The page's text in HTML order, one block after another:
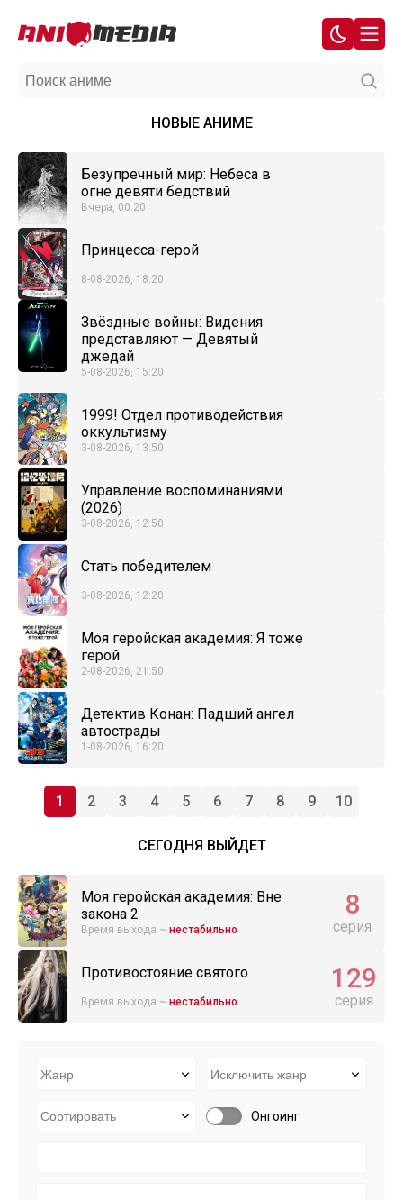
НОВЫЕ АНИМЕ
Безупречный мир: Небеса в
огне девяти бедствий
Вчера, 00:20
Принцесса-герой
8-08-2026, 18:20
Звёздные войны: Видения
представляют — Девятый
джедай
5-08-2026, 15:20
1999! Отдел противодействия
оккультизму
3-08-2026, 13:50
Управление воспоминаниями
(2026)
3-08-2026, 12:50
Стать победителем
3-08-2026, 12:20
Моя геройская академия: Я тоже
герой
2-08-2026, 21:50
Детектив Конан: Падший ангел
автострады
1-08-2026, 16:20
1 2 3 4 5 6 7 8 9 10
СЕГОДНЯ ВЫЙДЕТ
Моя геройская академия: Вне
закона 2
Время выхода ~ нестабильно
8
серия
Противостояние святого
Время выхода ~ нестабильно
129
серия
Онгоинг